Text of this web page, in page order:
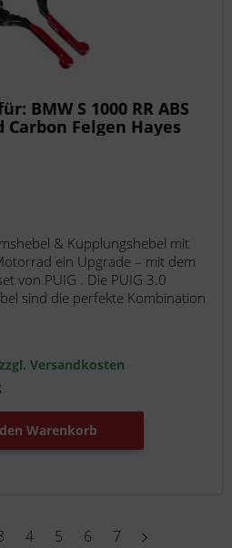
BMW S 1000 RR ABS
Carbon Felgen Hayes
& Kupplungshebel mit
ein Upgrade – mit dem
von PUIG . Die PUIG 3.0
sind die perfekte Kombination
zzgl. Versandkosten
Warenkorb
4 5 6 7